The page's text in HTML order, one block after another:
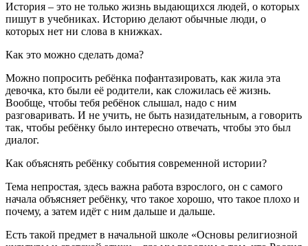
История – это не только жизнь выдающихся людей, о которых
пишут в учебниках. Историю делают обычные люди, о
которых нет ни слова в книжках.
Как это можно сделать дома?
Можно попросить ребёнка пофантазировать, как жила эта
девочка, кто были её родители, как сложилась её жизнь.
Вообще, чтобы тебя ребёнок слышал, надо с ним
разговаривать. И не учить, не быть назидательным, а говорить
так, чтобы ребёнку было интересно отвечать, чтобы это был
диалог.
Как объяснять ребёнку события современной истории?
Тема непростая, здесь важна работа взрослого, он с самого
начала объясняет ребёнку, что такое хорошо, что такое плохо и
почему, а затем идёт с ним дальше и дальше.
Есть такой предмет в начальной школе «Основы религиозной